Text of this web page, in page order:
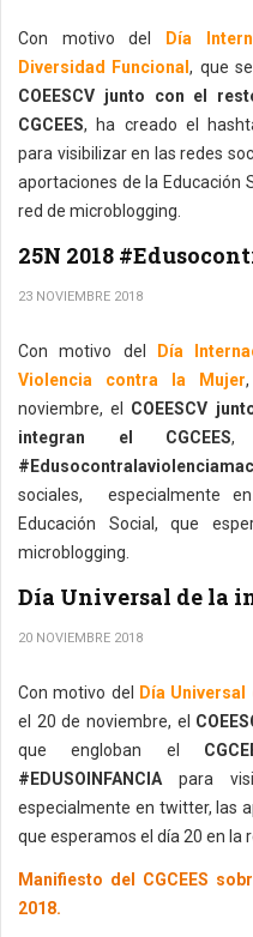
Con motivo del
Día
Diversidad Funcional, que
COEESCV junto con el
CGCEES, ha creado el
para visibilizar en las redes
aportaciones de la Educación
red de microblogging.
25N 2018
23 NOVIEMBRE 2018
Con motivo del
Día
Violencia contra la Mujer
noviembre, el COEESCV
integran el CGCEES,
sociales, especialmente
Educación Social, que
microblogging.
Día Universal de la
20 NOVIEMBRE 2018
Con motivo del Día
el 20 de noviembre, el
que engloban el
#EDUSOINFANCIA para
especialmente en twitter, las
que esperamos el día 20 en la
Manifiesto del CGCEES
2018.